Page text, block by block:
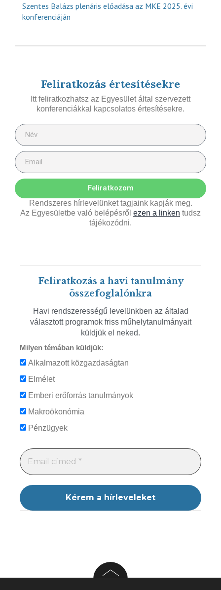
Szentes Balázs plenáris előadása az MKE 2025. évi
konferenciáján
Feliratkozás értesítésekre
Itt feliratkozhatsz az Egyesület által szervezett
konferenciákkal kapcsolatos értesítésekre.
Feliratkozom
Rendszeres hírlevelünket tagjaink kapják meg.
Az Egyesületbe való belépésről ezen a linken tudsz
tájékozódni.
Feliratkozás a havi tanulmány
összefoglalónkra
Havi rendszerességű levelünkben az általad
választott programok friss műhelytanulmányait
küldjük el neked.
Milyen témában küldjük:
Alkalmazott közgazdaságtan
Elmélet
Emberi erőforrás tanulmányok
Makroökonómia
Pénzügyek